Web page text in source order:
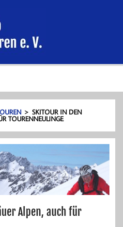
SKITOUR IN DEN
TOURENNEULINGE
Alpen, auch für